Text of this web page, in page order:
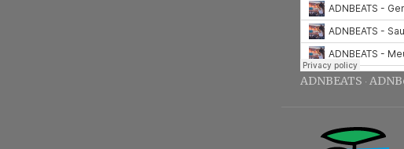
ADNBEATS ·